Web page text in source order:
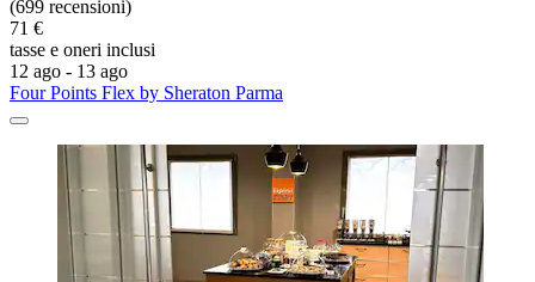
(699 recensioni)
71 €
tasse e oneri inclusi
12 ago - 13 ago
Four Points Flex by Sheraton Parma